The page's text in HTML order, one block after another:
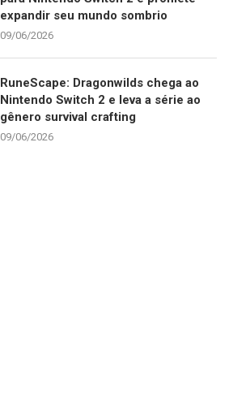
expandir seu mundo sombrio
09/06/2026
RuneScape: Dragonwilds chega ao
Nintendo Switch 2 e leva a série ao
gênero survival crafting
09/06/2026